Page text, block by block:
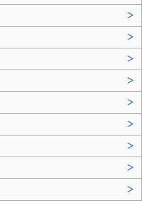
>
>
>
>
>
>
>
>
>